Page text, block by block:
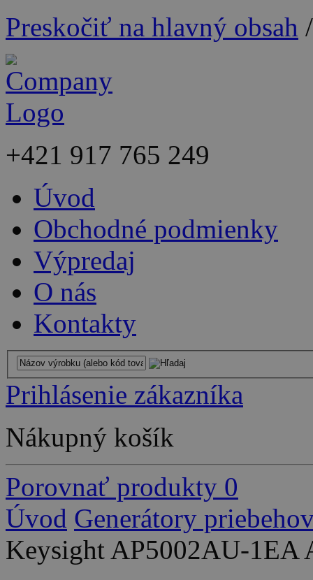
Preskočiť na hlavný obsah
+421 917 765 249
Úvod
Obchodné podmienky
Výpredaj
O nás
Kontakty
Prihlásenie zákazníka
Nákupný košík
Porovnať produkty 0
Úvod Generátory
Keysight AP5002AU-1EA